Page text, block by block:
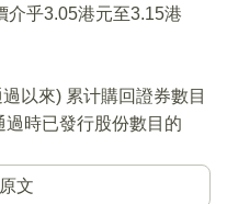
介乎3.05港元至3.15港
以來) 累计購回證券數目
時已發行股份數目的
文